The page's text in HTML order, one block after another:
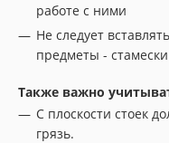
работе с ними
Не следует
предметы -
Также важно
С плоскости стоек
грязь.